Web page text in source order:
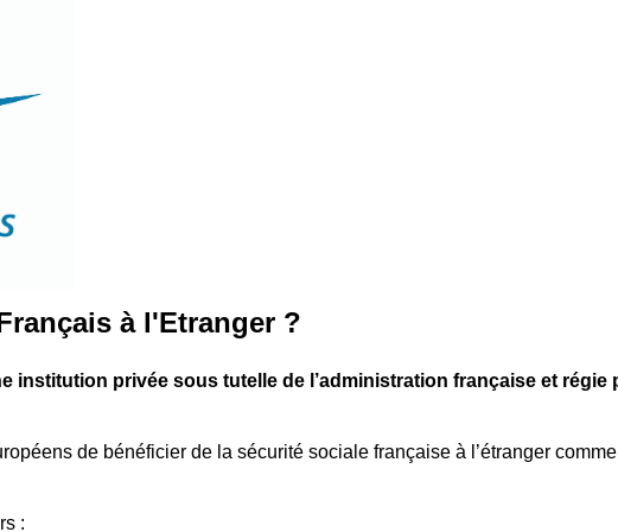
à l'Etranger ?
institution privée sous tutelle de l’administration française et régie
de bénéficier de la sécurité sociale française à l’étranger
: